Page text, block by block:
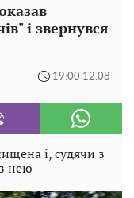
і звернувся
19:00 12.08
і, судячи з
нею